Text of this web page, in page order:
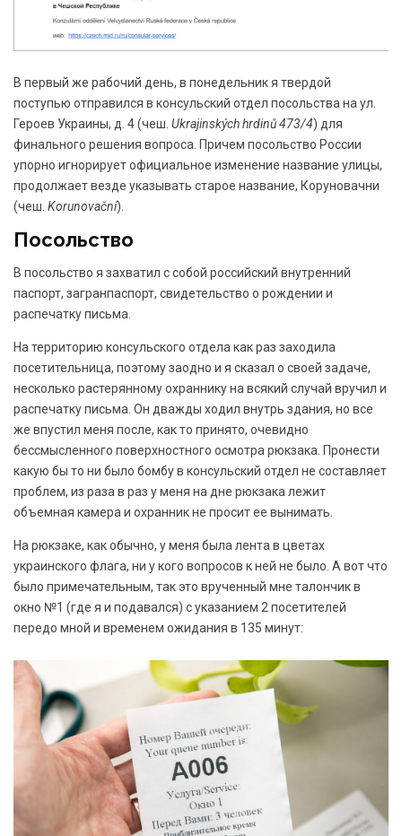
В первый же рабочий день, в понедельник я твердой
поступью отправился в консульский отдел посольства на ул.
Героев Украины, д. 4 (чеш. Ukrajinských hrdinů 473/4) для
финального решения вопроса. Причем посольство России
упорно игнорирует официальное изменение название улицы,
продолжает везде указывать старое название, Коруновачни
(чеш. Korunovační).
Посольство
В посольство я захватил с собой российский внутренний
паспорт, загранпаспорт, свидетельство о рождении и
распечатку письма.
На территорию консульского отдела как раз заходила
посетительница, поэтому заодно и я сказал о своей задаче,
несколько растерянному охраннику на всякий случай вручил и
распечатку письма. Он дважды ходил внутрь здания, но все
же впустил меня после, как то принято, очевидно
бессмысленного поверхностного осмотра рюкзака. Пронести
какую бы то ни было бомбу в консульский отдел не составляет
проблем, из раза в раз у меня на дне рюкзака лежит
объемная камера и охранник не просит ее вынимать.
На рюкзаке, как обычно, у меня была лента в цветах
украинского флага, ни у кого вопросов к ней не было. А вот что
было примечательным, так это врученный мне талончик в
окно №1 (где я и подавался) с указанием 2 посетителей
передо мной и временем ожидания в 135 минут: